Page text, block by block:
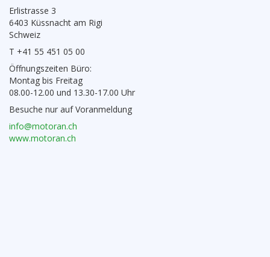
Erlistrasse 3
6403 Küssnacht am Rigi
Schweiz
T +41 55 451 05 00
Öffnungszeiten Büro:
Montag bis Freitag
08.00-12.00 und 13.30-17.00 Uhr
Besuche nur auf Voranmeldung
info@motoran.ch
www.motoran.ch